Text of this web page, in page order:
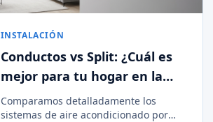
INSTALACIÓN
Conductos vs Split: ¿Cuál es
mejor para tu hogar en la
Costa del Sol?
Comparamos detalladamente los
sistemas de aire acondicionado por